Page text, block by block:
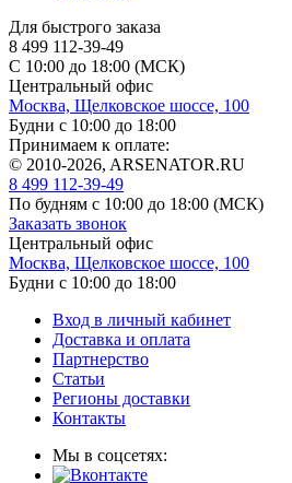
Для быстрого заказа
8 499 112-39-49
С 10:00 до 18:00 (МСК)
Центральный офис
Москва, Щелковское шоссе, 100
Будни с 10:00 до 18:00
Принимаем к оплате:
© 2010-2026, ARSENATOR.RU
8 499 112-39-49
По будням с 10:00 до 18:00 (МСК)
Заказать звонок
Центральный офис
Москва, Щелковское шоссе, 100
Будни с 10:00 до 18:00
Вход в личный кабинет
Доставка и оплата
Партнерство
Статьи
Регионы доставки
Контакты
Мы в соцсетях: